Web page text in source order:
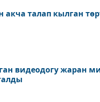
талап кылган
видеодогу жаран